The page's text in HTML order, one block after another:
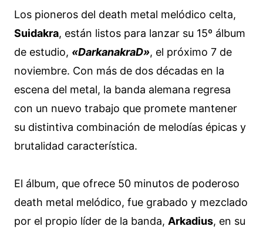
Los pioneros del death metal melódico celta,
Suidakra, están listos para lanzar su 15º álbum
de estudio, «DarkanakraD», el próximo 7 de
noviembre. Con más de dos décadas en la
escena del metal, la banda alemana regresa
con un nuevo trabajo que promete mantener
su distintiva combinación de melodías épicas y
brutalidad característica.
El álbum, que ofrece 50 minutos de poderoso
death metal melódico, fue grabado y mezclado
por el propio líder de la banda, Arkadius, en su